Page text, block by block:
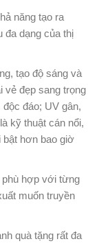
năng tạo ra
đa dạng của thị
tạo độ sáng và
vẻ đẹp sang trọng
đáo; UV gân,
kỹ thuật cán nổi,
bật hơn bao giờ
phù hợp với từng
muốn truyền
quà tặng rất đa